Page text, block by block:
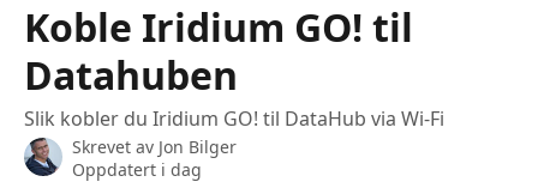
Koble Iridium GO! til
Datahuben
Slik kobler du Iridium GO! til DataHub via Wi-Fi
Skrevet av Jon Bilger
Oppdatert i dag